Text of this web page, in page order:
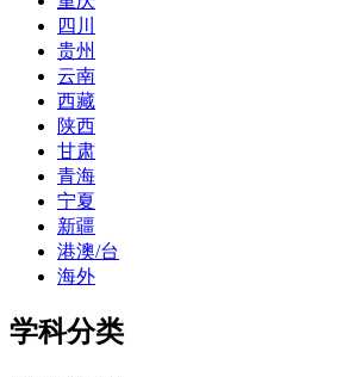
四川
贵州
云南
西藏
陕西
甘肃
青海
宁夏
新疆
港澳/台
海外
学科分类